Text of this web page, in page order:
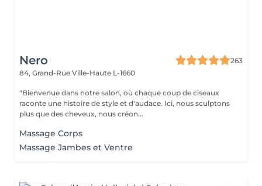
Nero
263
84, Grand-Rue Ville-Haute L-1660
"Bienvenue dans notre salon, où chaque coup de ciseaux
raconte une histoire de style et d'audace. Ici, nous sculptons
plus que des cheveux, nous créon...
Massage Corps
Massage Jambes et Ventre